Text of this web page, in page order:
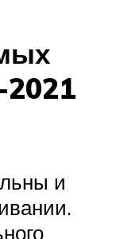
2021
и